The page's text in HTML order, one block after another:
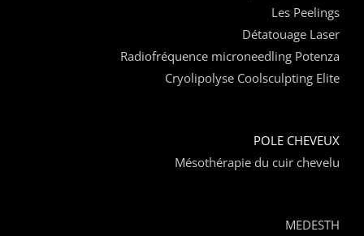
Les Peelings
Détatouage Laser
Radiofréquence microneedling Potenza
Cryolipolyse Coolsculpting Elite
POLE CHEVEUX
Mésothérapie du cuir chevelu
MEDESTH